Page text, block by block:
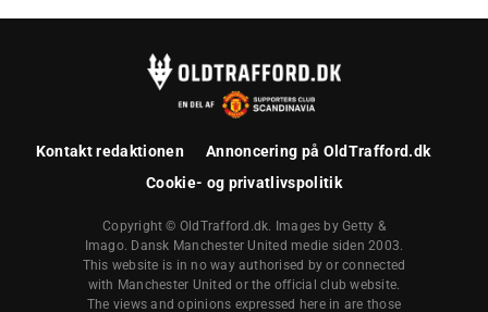
Kontakt redaktionen
Annoncering på OldTrafford.dk
Cookie- og privatlivspolitik
Copyright © OldTrafford.dk. Images by Getty &
Imago. Dansk Manchester United medie siden 2003.
This website is in no way authorised by or connected
with Manchester United or the official club website.
The views and opinions expressed here in are those